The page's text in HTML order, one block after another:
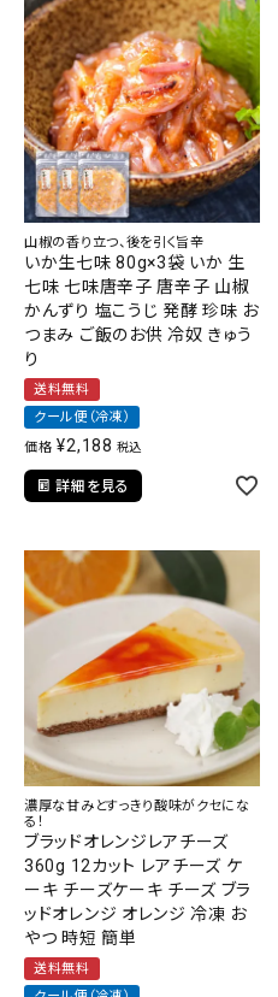
山椒の香り立つ、後を引く旨辛
いか生七味 80g×3袋 いか 生
七味 七味唐辛子 唐辛子 山椒
かんずり 塩こうじ 発酵 珍味 お
つまみ ご飯のお供 冷奴 きゅう
り
送料無料
クール便（冷凍）
価格 ¥2,188 税込
詳細を見る
濃厚な甘みとすっきり酸味がクセにな
る！
ブラッドオレンジレアチーズ
360g 12カット レアチーズ ケ
ーキ チーズケーキ チーズ ブラ
ッドオレンジ オレンジ 冷凍 お
やつ 時短 簡単
送料無料